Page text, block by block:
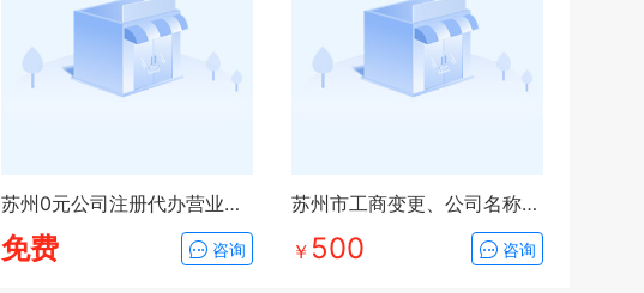
苏州0元公司注册代办营业执照
免费 咨询
苏州市工商变更、公司名称变更、法人/股东变更、经营范围变更、地址变更
￥ 500 咨询